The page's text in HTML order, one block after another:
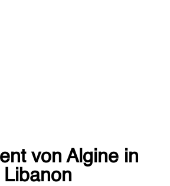
von Alginein
Libanon